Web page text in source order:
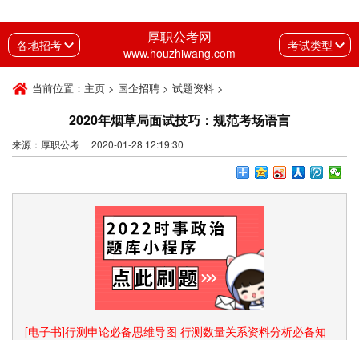
各地招考 厚职公考网
www.houzhiwang.com 考试类型
当前位置： 主页 > 国企招聘 > 试题资料 >
2020年烟草局面试技巧：规范考场语言
来源：厚职公考 2020-01-28 12:19:30
[电子书]行测申论必备思维导图 行测数量关系资料分析必备知